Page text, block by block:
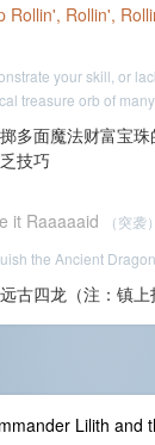
Rollin', Rollin',
your skill, or
treasure orb of
多面魔法财富宝珠
技巧
it Raaaaaid （突袭）
the Ancient
古四龙（注：镇上
Lilith and